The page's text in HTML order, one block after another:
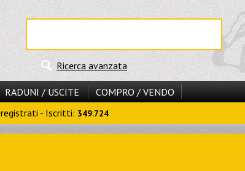
Ricerca avanzata
RADUNI / USCITE
COMPRO / VENDO
registrati - Iscritti: 349.724